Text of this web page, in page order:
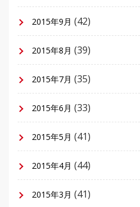
2015年9月 (42)
2015年8月 (39)
2015年7月 (35)
2015年6月 (33)
2015年5月 (41)
2015年4月 (44)
2015年3月 (41)